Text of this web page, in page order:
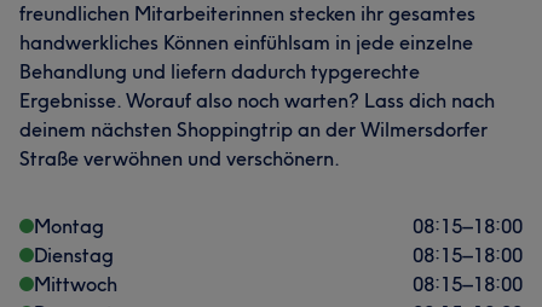
freundlichen Mitarbeiterinnen stecken ihr gesamtes
handwerkliches Können einfühlsam in jede einzelne
Behandlung und liefern dadurch typgerechte
Ergebnisse. Worauf also noch warten? Lass dich nach
deinem nächsten Shoppingtrip an der Wilmersdorfer
Straße verwöhnen und verschönern.
Montag 08:15–18:00
Dienstag
08:15–18:00
Mittwoch
08:15–18:00